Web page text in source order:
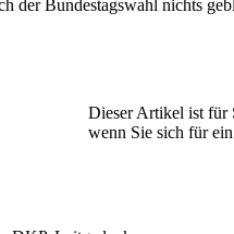
der Bundestagswahl nichts
Dieser Artikel ist für
wenn Sie sich für ein